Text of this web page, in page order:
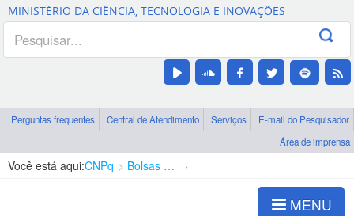
Canais
MINISTÉRIO DA CIÊNCIA, TECNOLOGIA E INOVAÇÕES
Perguntas frequentes Central de Atendimento Serviços
E-mail do Pesquisador
Área de imprensa
Você está aqui:CNPq Bolsas e Auxílios Vigentes
MENU